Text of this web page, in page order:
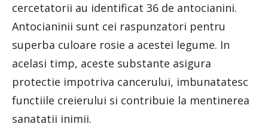
cercetatorii au identificat 36 de antocianini.
Antocianinii sunt cei raspunzatori pentru
superba culoare rosie a acestei legume. In
acelasi timp, aceste substante asigura
protectie impotriva cancerului, imbunatatesc
functiile creierului si contribuie la mentinerea
sanatatii inimii.